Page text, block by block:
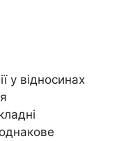
у відносинах